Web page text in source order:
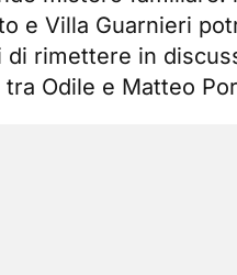
e Villa Guarnieri
di rimettere in
Odile e Matteo